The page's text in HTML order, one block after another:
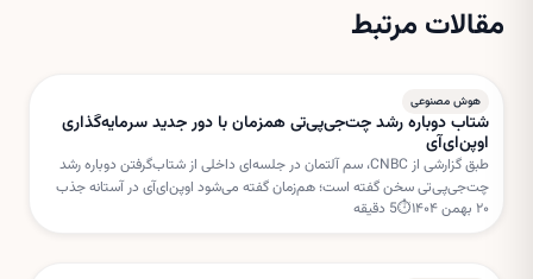
مقالات مرتبط
هوش مصنوعی
شتاب دوباره رشد چت‌جی‌پی‌تی همزمان با دور جدید سرمایه‌گذاری
اوپن‌ای‌آی
طبق گزارشی از CNBC، سم آلتمان در جلسه‌ای داخلی از شتاب‌گرفتن دوباره رشد
چت‌جی‌پی‌تی سخن گفته است؛ هم‌زمان گفته می‌شود اوپن‌ای‌آی در آستانه جذب
دور جدیدی از سرمایه‌گذاری با ارزش‌گذاری بسیار بالا است.
۲۰ بهمن ۱۴۰۴ ⏱
5 دقیقه